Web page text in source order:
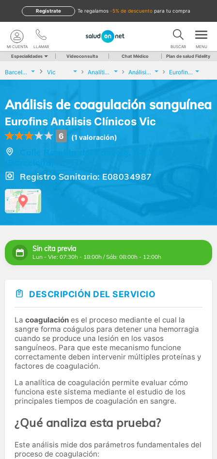
te regalamos -5% de descuento para tu compra
Regístrate
LLAMAR
MI CUENTA BUSCAR MENU
Especialidades Videoconsulta Chat Médico Plan de salud Fidelity
Barcelona Vic Analíticas y Genética Análisis de coagulación sanguínea Eurofins Análisis Clínicos Vic
Análisis de coagulación sanguínea
Eurofins Análisis Clínicos Vic
6 (1 valoración)
Calle Rambla del Passeig, 54, Vic
Registro Sanitario: E08034987
Sin cita previa
Lun - Vie: 07:30h - 18:00h / Sáb: 08:00h - 12:00h
DESCRIPCIÓN DEL SERVICIO
La coagulación es el proceso mediante el cual la
sangre forma coágulos para detener una hemorragia
cuando se produce una lesión en los vasos
sanguíneos. Para que este mecanismo funcione
correctamente deben intervenir múltiples proteínas y
factores de coagulación.
La analítica de coagulación permite evaluar cómo
funciona este sistema mediante el estudio de los
principales tiempos de coagulación en sangre.
¿Qué analiza esta prueba?
Este análisis mide dos parámetros fundamentales del
proceso de coagulación: